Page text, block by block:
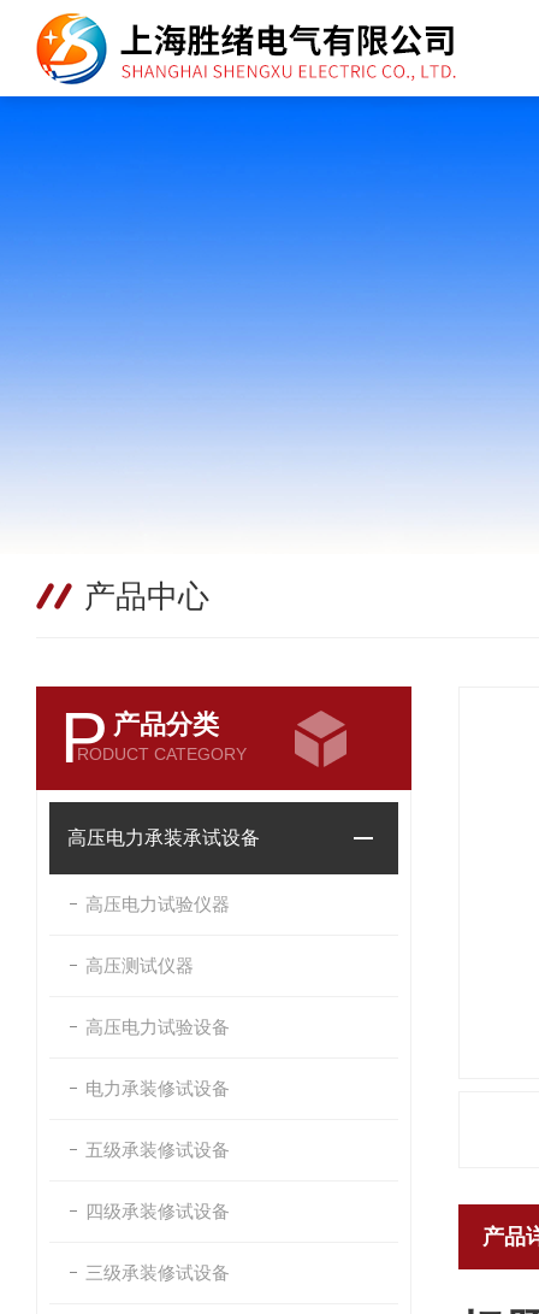
产品中心
P 产品分类
RODUCT CATEGORY
高压电力承装承试设备
高压电力试验仪器
高压测试仪器
高压电力试验设备
电力承装修试设备
五级承装修试设备
四级承装修试设备
三级承装修试设备
产品